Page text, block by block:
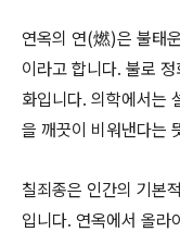
연옥의 연(燃)은 불태
이라고 합니다. 불로
화입니다. 의학에서는
을 깨끗이 비워낸다는
칠죄종은 인간의 기본
입니다. 연옥에서 올라